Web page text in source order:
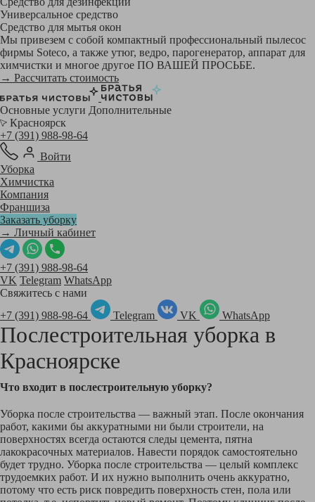
Универсальное средство
Средство для мытья окон
Мы привезем с собой компактный профессиональный пылесос
фирмы Soteco, а также утюг, ведро, парогенератор, аппарат для
химчистки и многое другое ПО ВАШЕЙ ПРОСЬБЕ.
→ Рассчитать стоимость
Основные услуги Дополнительные
Красноярск
+7 (391) 988-98-64
Войти
Уборка
Химчистка
Компания
Франшиза
Заказать уборку
→ Личный кабинет
+7 (391) 988-98-64
VK Telegram WhatsApp
Свяжитесь с нами
+7 (391) 988-98-64
Telegram VK WhatsApp
Послестроительная уборка в
Красноярске
Что входит в послестроительную уборку?
Уборка после строительства — важный этап. После окончания
работ, какими бы аккуратными ни были строители, на
поверхностях всегда остаются следы цемента, пятна
лакокрасочных материалов. Навести порядок самостоятельно
будет трудно. Уборка после строительства — целый комплекс
трудоемких работ. И их нужно выполнить очень аккуратно,
потому что есть риск повредить поверхность стен, пола или